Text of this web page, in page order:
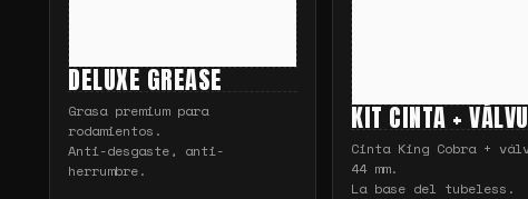
DELUXE GREASE
Grasa premium para
rodamientos.
Anti-desgaste, anti-
herrumbre.
KIT CINTA +
Cinta King Cobra +
44 mm.
La base del tubeless.